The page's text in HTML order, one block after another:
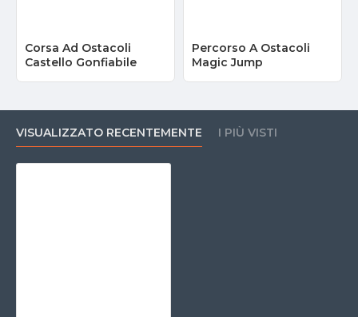
Corsa Ad Ostacoli
Castello Gonfiabile
Percorso A Ostacoli
Magic Jump
VISUALIZZATO RECENTEMENTE I PIÙ VISTI